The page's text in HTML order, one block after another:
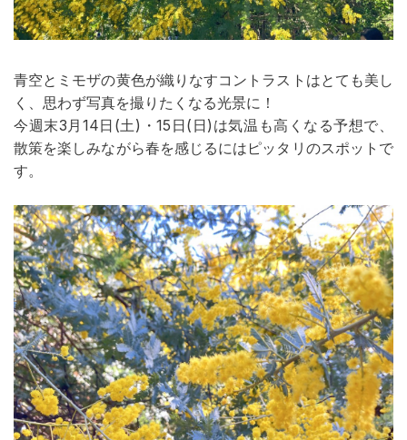
青空とミモザの黄色が織りなすコントラストはとても美し
く、思わず写真を撮りたくなる光景に！
今週末3月14日(土)・15日(日)は気温も高くなる予想で、
散策を楽しみながら春を感じるにはピッタリのスポットで
す。